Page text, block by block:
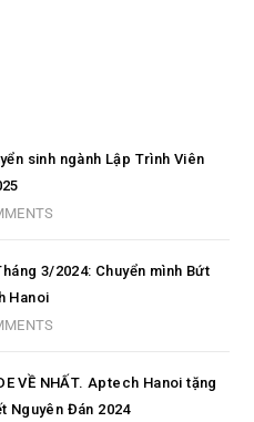
sinh ngành Lập Trình Viên
3/2024: Chuyển mình Bứt
Hanoi
VỀ NHẤT. Aptech Hanoi tặng
Nguyên Đán 2024